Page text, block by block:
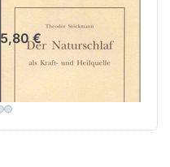
Der Naturschlaf
5,80 €